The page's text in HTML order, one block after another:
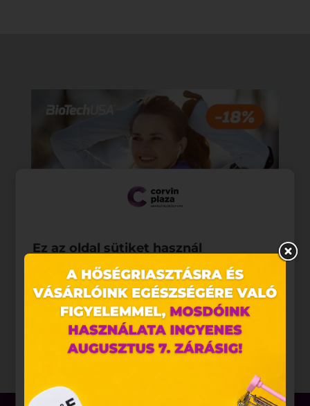
Ez az oldal sütiket használ
Weboldalunkon „cookie"-kat (továbbiakban „süti")
alkalmazunk. Ezek olyan fájlok, melyek információt
tárolnak webes böngészőjében. Ehhez az Ön
hozzájárulása szükséges.
A „sütiket" az elektronikus hírközlésről szóló 2003.
összefüggő szolgáltatások egyes kérdéseiről szóló
2001. évi CVIII. törvény, valamint az Európai Unió